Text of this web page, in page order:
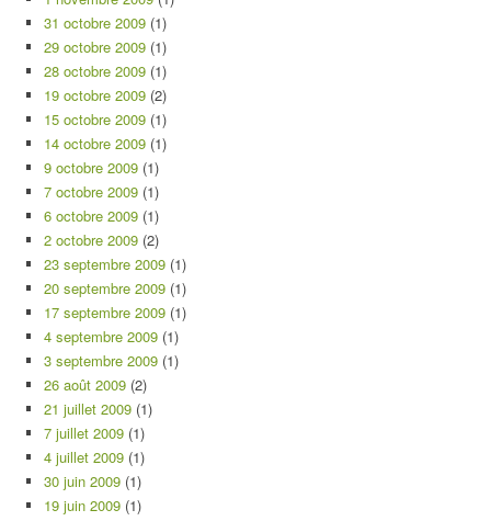
31 octobre 2009 (1)
29 octobre 2009 (1)
28 octobre 2009 (1)
19 octobre 2009 (2)
15 octobre 2009 (1)
14 octobre 2009 (1)
9 octobre 2009 (1)
7 octobre 2009 (1)
6 octobre 2009 (1)
2 octobre 2009 (2)
23 septembre 2009 (1)
20 septembre 2009 (1)
17 septembre 2009 (1)
4 septembre 2009 (1)
3 septembre 2009 (1)
26 août 2009 (2)
21 juillet 2009 (1)
7 juillet 2009 (1)
4 juillet 2009 (1)
30 juin 2009 (1)
19 juin 2009 (1)